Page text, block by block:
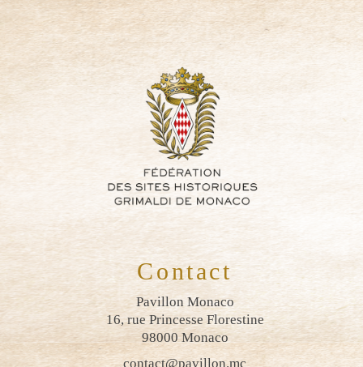
Contact
Pavillon Monaco
16, rue Princesse Florestine
98000 Monaco
contact@pavillon.mc